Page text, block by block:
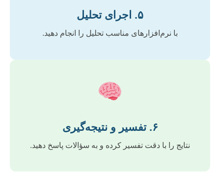
۵. اجرای تحلیل
با نرم‌افزارهای مناسب تحلیل را انجام دهید.
۶. تفسیر و نتیجه‌گیری
نتایج را با دقت تفسیر کرده و به سؤالات پاسخ دهید.